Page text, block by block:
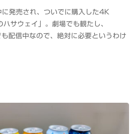
発売され、ついでに購入した4K
サウェイ」。劇場でも観たし、
配信中なので、絶対に必要というわけ